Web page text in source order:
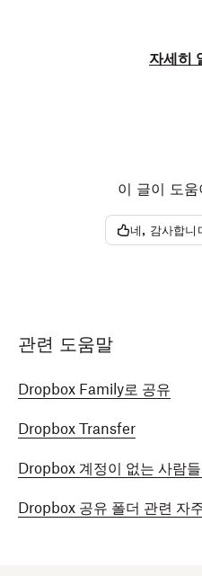
자세히
이 글이 도
네, 감사합니
관련 도움말
Dropbox Family로 공유
Dropbox Transfer
Dropbox 계정이 없는 사람
Dropbox 공유 폴더 관련 자